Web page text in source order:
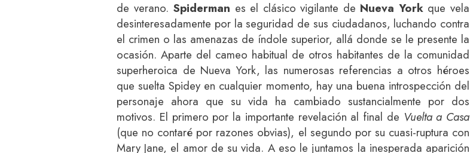
de verano. Spiderman es el clásico vigilante de Nueva Yorkque vela
desinteresadamente por la seguridad de sus ciudadanos, luchando contra
el crimen o las amenazas de índole superior, allá donde se le presente la
ocasión. Aparte del cameo habitual de otros habitantes de la comunidad
superheroica de Nueva York, las numerosas referencias a otros héroes
que suelta Spidey en cualquier momento, hay una buena introspección del
personaje ahora que su vida ha cambiado sustancialmente por dos
motivos. El primero por la importante revelación al final de Vuelta a Casa
(que no contaré por razones obvias), el segundo por su cuasi-ruptura con
Mary Jane, el amor de su vida. A eso le juntamos la inesperada aparición